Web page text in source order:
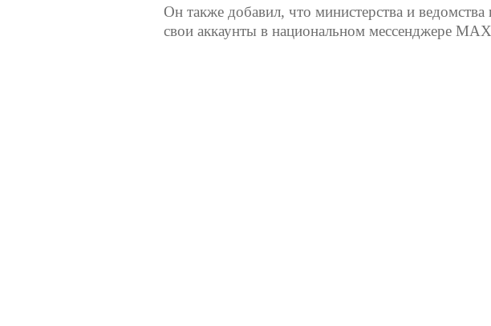
Он также добавил, что министерства и ведомства
свои аккаунты в национальном мессенджере